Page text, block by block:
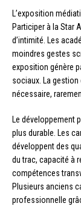
L’exposition
Participer à la Star
d’intimité. Les
moindres gestes
exposition génère
sociaux. La gestion
nécessaire,
Le développement
plus durable. Les
développent des
du trac, capacité à
compétences
Plusieurs anciens
professionnelle